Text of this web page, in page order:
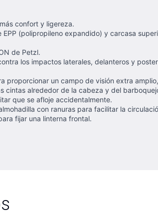
confort y ligereza.
(polipropileno expandido) y carcasa
de Petzl.
los impactos laterales, delanteros y
proporcionar un campo de visión extra
cintas alrededor de la cabeza y del
que se afloje accidentalmente.
con ranuras para facilitar la
fijar una linterna frontal.